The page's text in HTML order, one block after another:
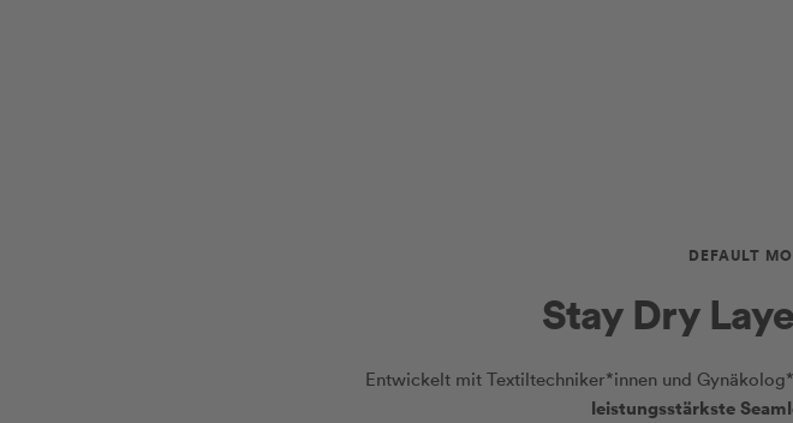
DEFAULT
Stay Dry
Entwickelt mit Textiltechniker*innen und
leistungsstärkste